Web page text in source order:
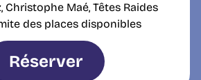
Christophe Maé, Têtes Raides
des places disponibles
Réserver